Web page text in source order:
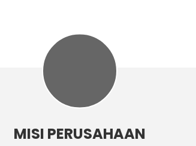
MISI PERUSAHAAN